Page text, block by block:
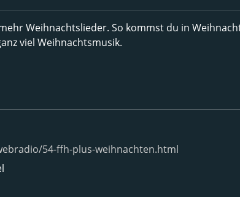
Weihnachtslieder. So kommst du in
viel Weihnachtsmusik.
54-ffh-plus-weihnachten.html